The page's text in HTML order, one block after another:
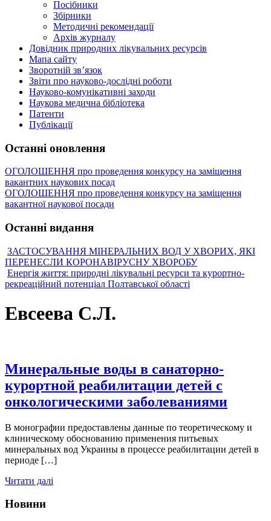
Посібники
Збірники
Методичні рекомендації
Архів журналу
Довідник природних лікувальних ресурсів
Мапа сайту
Зворотній зв’язок
Звіти про науково-дослідні роботи
Науково-комунікативні заходи
Наукова медична бібліотека
Патенти
Публікації
Останні оновлення
ОГОЛОШЕННЯ про проведення конкурсу на заміщення
вакантних наукових посад
ОГОЛОШЕННЯ про проведення конкурсу на заміщення
вакантної наукової посади
Останні видання
ЗАСТОСУВАННЯ МІНЕРАЛЬНИХ ВОД У ХВОРИХ, ЯКІ
ПЕРЕНЕСЛИ КОРОНАВІРУСНУ ХВОРОБУ
Енергія життя: природні лікувальні ресурси та курортно-
рекреаційний потенціал Полтавської області
Евсеева С.Л.
Минеральные воды в санаторно-
курортной реабилитации детей с
онкологическими заболеваниями
В монографии предоставлены данные по теоретическому и
клиническому обоснованию применения питьевых
минеральных вод Украины в процессе реабилитации детей в
периоде […]
Читати далі
Новини